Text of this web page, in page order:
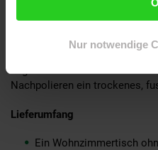
Nur notwendige
angefeuchteten Baumwolltuch
Nachpolieren ein trockenes,
Lieferumfang
Ein Wohnzimmertisch